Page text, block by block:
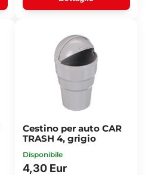
Cestino per auto CAR
TRASH 4, grigio
Disponibile
4,30 Eur